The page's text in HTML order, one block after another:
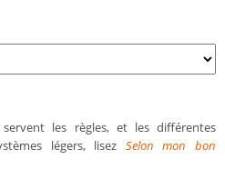
les règles, et les différentes
légers, lisez Selon mon bon